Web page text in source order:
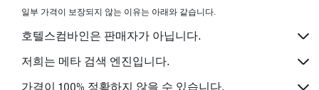
일부 가격이 보장되지 않는 이유는 아래와 같습니다.
호텔스컴바인은 판매자가 아닙니다.
저희는 메타 검색 엔진입니다.
가격이 100% 정확하지 않을 수 있습니다.